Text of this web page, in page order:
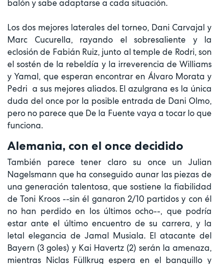
balón y sabe adaptarse a cada situación.
Los dos mejores laterales del torneo, Dani Carvajal y
Marc Cucurella, rayando el sobresaliente y la
eclosión de Fabián Ruiz, junto al temple de Rodri, son
el sostén de la rebeldía y la irreverencia de Williams
y Yamal, que esperan encontrar en Álvaro Morata y
Pedri a sus mejores aliados. El azulgrana es la única
duda del once por la posible entrada de Dani Olmo,
pero no parece que De la Fuente vaya a tocar lo que
funciona.
Alemania, con el once decidido
También parece tener claro su once un Julian
Nagelsmann que ha conseguido aunar las piezas de
una generación talentosa, que sostiene la fiabilidad
de Toni Kroos --sin él ganaron 2/10 partidos y con él
no han perdido en los últimos ocho--, que podría
estar ante el último encuentro de su carrera, y la
letal elegancia de Jamal Musiala. El atacante del
Bayern (3 goles) y Kai Havertz (2) serán la amenaza,
mientras Niclas Füllkrug espera en el banquillo y